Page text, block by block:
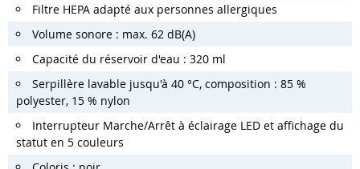
Filtre HEPA adapté aux personnes allergiques
Volume sonore : max. 62 dB(A)
Capacité du réservoir d'eau : 320 ml
Serpillère lavable jusqu'à 40 °C, composition : 85 %
polyester, 15 % nylon
Interrupteur Marche/Arrêt à éclairage LED et affichage du
statut en 5 couleurs